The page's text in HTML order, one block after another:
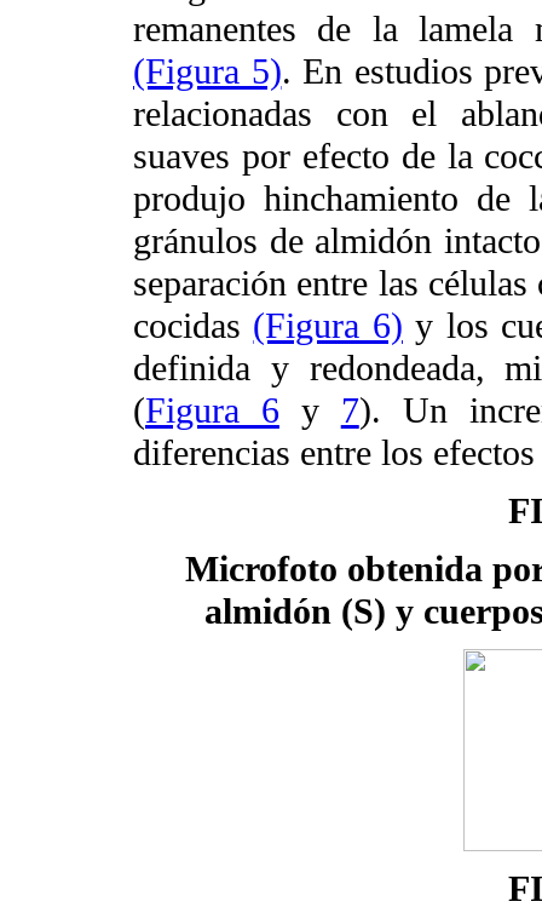
remanentes de la lamela
(Figura 5). En estudios
relacionadas con el
suaves por efecto de la
produjo hinchamiento de
gránulos de almidón
separación entre las
cocidas (Figura 6) y los
definida y redondeada,
(Figura 6 y 7). Un
diferencias entre los
Microfoto obtenida
almidón (S) y